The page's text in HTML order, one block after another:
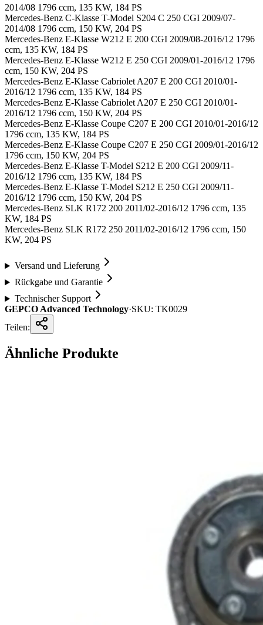
2014/08 1796 ccm, 135 KW, 184 PS
Mercedes-Benz C-Klasse T-Model S204 C 250 CGI 2009/07-
2014/08 1796 ccm, 150 KW, 204 PS
Mercedes-Benz E-Klasse W212 E 200 CGI 2009/08-2016/12 1796
ccm, 135 KW, 184 PS
Mercedes-Benz E-Klasse W212 E 250 CGI 2009/01-2016/12 1796
ccm, 150 KW, 204 PS
Mercedes-Benz E-Klasse Cabriolet A207 E 200 CGI 2010/01-
2016/12 1796 ccm, 135 KW, 184 PS
Mercedes-Benz E-Klasse Cabriolet A207 E 250 CGI 2010/01-
2016/12 1796 ccm, 150 KW, 204 PS
Mercedes-Benz E-Klasse Coupe C207 E 200 CGI 2010/01-2016/12
1796 ccm, 135 KW, 184 PS
Mercedes-Benz E-Klasse Coupe C207 E 250 CGI 2009/01-2016/12
1796 ccm, 150 KW, 204 PS
Mercedes-Benz E-Klasse T-Model S212 E 200 CGI 2009/11-
2016/12 1796 ccm, 135 KW, 184 PS
Mercedes-Benz E-Klasse T-Model S212 E 250 CGI 2009/11-
2016/12 1796 ccm, 150 KW, 204 PS
Mercedes-Benz SLK R172 200 2011/02-2016/12 1796 ccm, 135
KW, 184 PS
Mercedes-Benz SLK R172 250 2011/02-2016/12 1796 ccm, 150
KW, 204 PS
Versand und Lieferung
Rückgabe und Garantie
Technischer Support
GEPCO Advanced Technology·SKU: TK0029
Teilen:
Ähnliche Produkte